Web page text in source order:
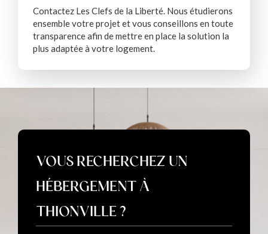
Contactez Les Clefs de la Liberté. Nous étudierons
ensemble votre projet et vous conseillons en toute
transparence afin de mettre en place la solution la
plus adaptée à votre logement.
VOUS RECHERCHEZ UN
HÉBERGEMENT À
THIONVILLE ?